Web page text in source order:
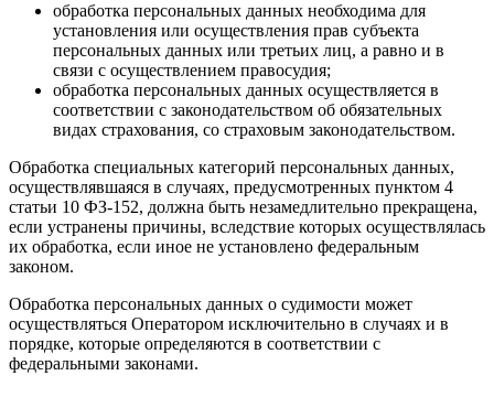
обработка персональных данных необходима для
установления или осуществления прав субъекта
персональных данных или третьих лиц, а равно и в
связи с осуществлением правосудия;
обработка персональных данных осуществляется в
соответствии с законодательством об обязательных
видах страхования, со страховым законодательством.
Обработка специальных категорий персональных данных,
осуществлявшаяся в случаях, предусмотренных пунктом 4
статьи 10 ФЗ-152, должна быть незамедлительно прекращена,
если устранены причины, вследствие которых осуществлялась
их обработка, если иное не установлено федеральным
законом.
Обработка персональных данных о судимости может
осуществляться Оператором исключительно в случаях и в
порядке, которые определяются в соответствии с
федеральными законами.